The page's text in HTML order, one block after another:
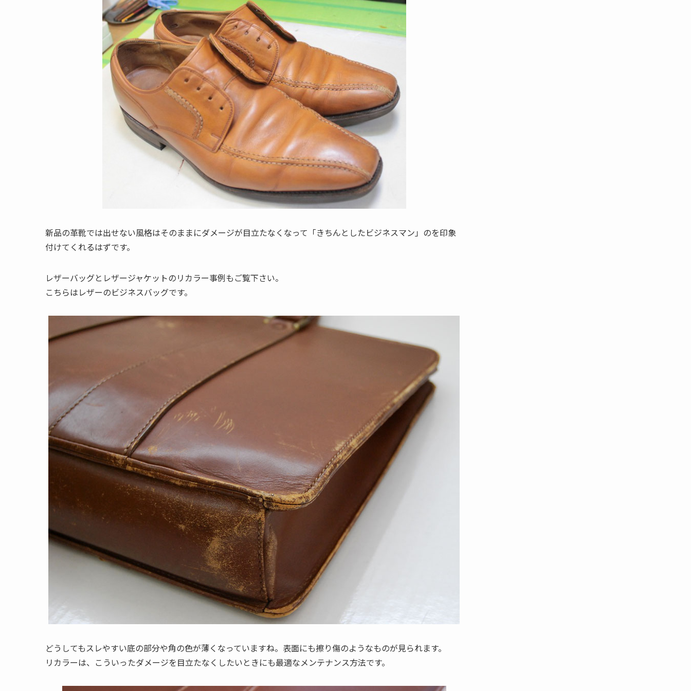
新品の革靴では出せない風格はそのままにダメージが目立たなくなって「きちんとしたビジネスマン」のを印象
付けてくれるはずです。
レザーバッグとレザージャケットのリカラー事例もご覧下さい。
こちらはレザーのビジネスバッグです。
どうしてもスレやすい底の部分や角の色が薄くなっていますね。表面にも擦り傷のようなものが見られます。
リカラーは、こういったダメージを目立たなくしたいときにも最適なメンテナンス方法です。